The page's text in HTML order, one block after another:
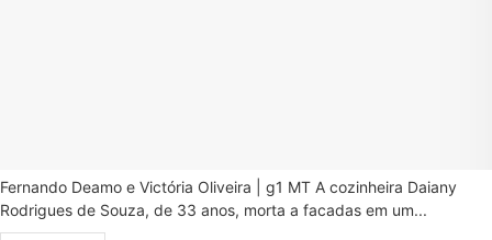
Fernando Deamo e Victória Oliveira | g1 MT A cozinheira Daiany
Rodrigues de Souza, de 33 anos, morta a facadas em um...